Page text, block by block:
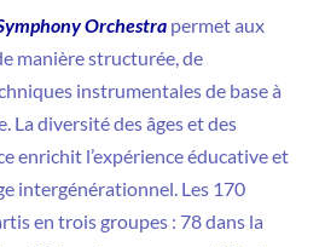
Orchestra permet aux
manière structurée, de
instrumentales de base à
La diversité des âges et des
enrichit l’expérience éducative et
intergénérationnel. Les 170
en trois groupes : 78 dans la